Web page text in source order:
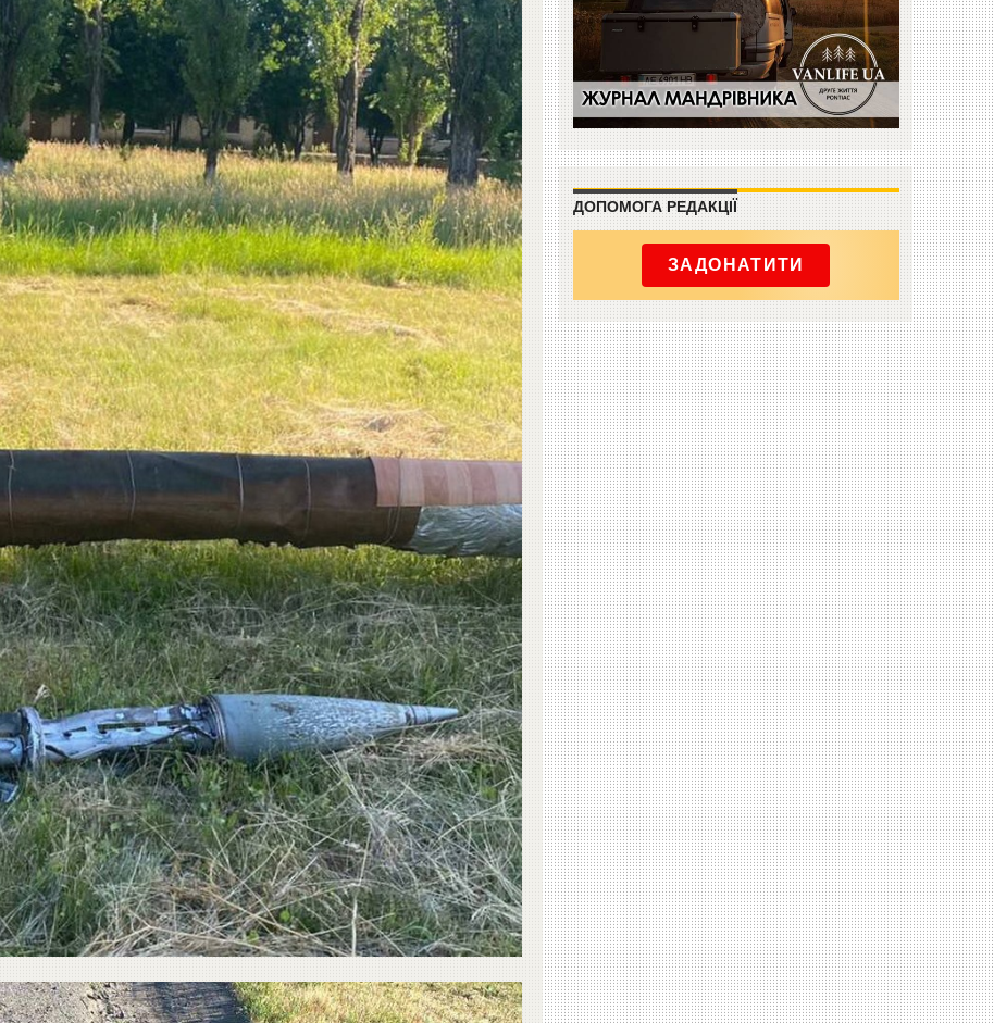
ДОПОМОГА РЕДАКЦІЇ
ЗАДОНАТИТИ